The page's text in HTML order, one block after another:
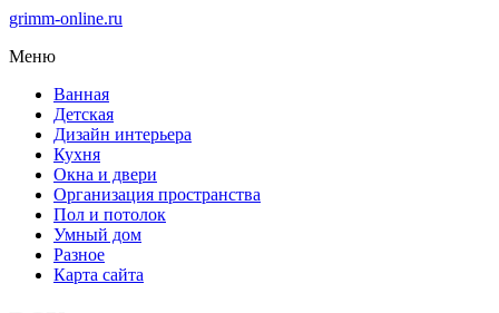
grimm-online.ru
Меню
Ванная
Детская
Дизайн интерьера
Кухня
Окна и двери
Организация пространства
Пол и потолок
Умный дом
Разное
Карта сайта